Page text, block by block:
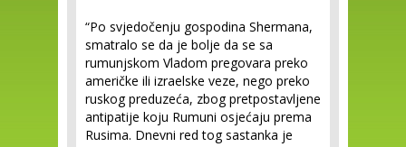
“Po svjedočenju gospodina Shermana,
smatralo se da je bolje da se sa
rumunjskom Vladom pregovara preko
američke ili izraelske veze, nego preko
ruskog preduzeća, zbog pretpostavljene
antipatije koju Rumuni osjećaju prema
Rusima. Dnevni red tog sastanka je